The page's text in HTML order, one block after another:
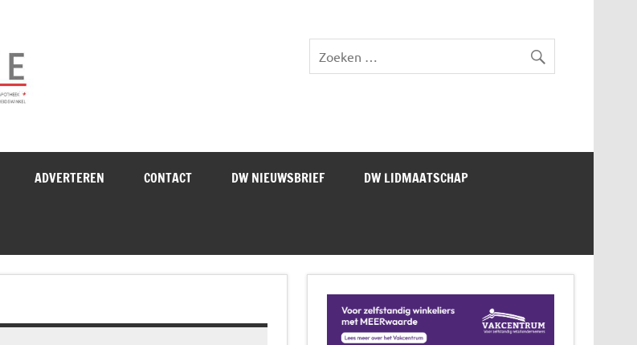
Drogistenweekblad DW Magazine
ADVERTEREN CONTACT DW NIEUWSBRIEF DW LIDMAATSCHAP